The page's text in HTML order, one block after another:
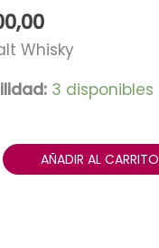
Whisky
3 disponibles
AÑADIR AL CARRITO